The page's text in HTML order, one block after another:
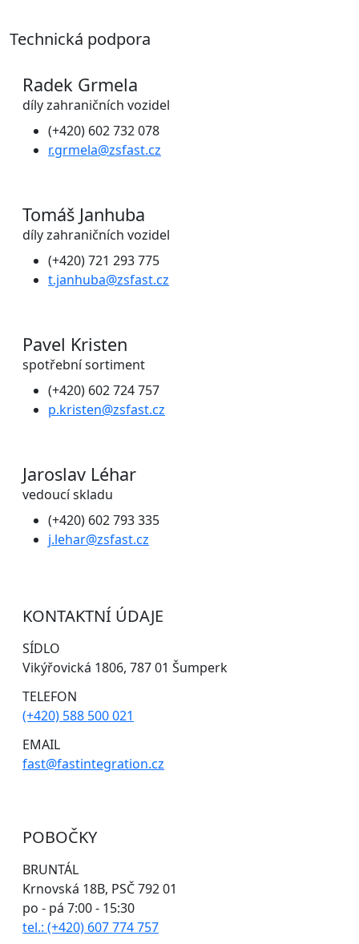
Technická podpora
Radek Grmela
díly zahraničních vozidel
(+420) 602 732 078
r.grmela@zsfast.cz
Tomáš Janhuba
díly zahraničních vozidel
(+420) 721 293 775
t.janhuba@zsfast.cz
Pavel Kristen
spotřební sortiment
(+420) 602 724 757
p.kristen@zsfast.cz
Jaroslav Léhar
vedoucí skladu
(+420) 602 793 335
j.lehar@zsfast.cz
KONTAKTNÍ ÚDAJE
SÍDLO
Vikýřovická 1806, 787 01 Šumperk
TELEFON
(+420) 588 500 021
EMAIL
fast@fastintegration.cz
POBOČKY
BRUNTÁL
Krnovská 18B, PSČ 792 01
po - pá 7:00 - 15:30
tel.: (+420) 607 774 757